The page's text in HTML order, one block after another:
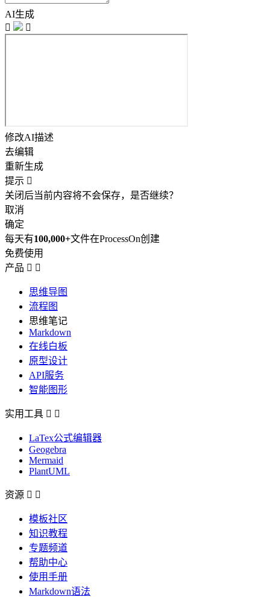
AI生成


修改AI描述
去编辑
重新生成
提示 
关闭后当前内容将不会保存，是否继续？
取消
确定
每天有100,000+文件在ProcessOn创建
免费使用
产品  
思维导图
流程图
思维笔记
Markdown
在线白板
原型设计
API服务
智能图形
实用工具  
LaTex公式编辑器
Geogebra
Mermaid
PlantUML
资源  
模板社区
知识教程
专题频道
帮助中心
使用手册
Markdown语法